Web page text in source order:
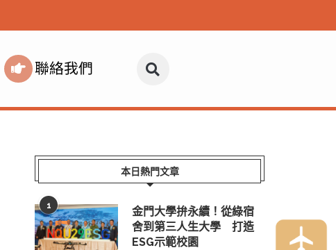
聯絡我們
本日熱門文章
1
金門大學拚永續！從綠宿
舍到第三人生大學 打造
ESG示範校園